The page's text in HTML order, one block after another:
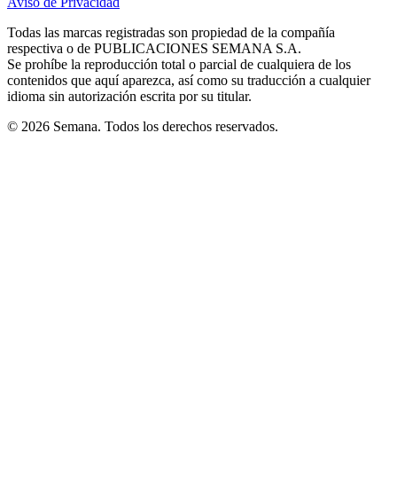
newnewnew
window
new
windowwindow
new
window
Todas las marcas registradas son propiedad de la compañía
respectiva o de PUBLICACIONES SEMANA S.A.
Se prohíbe la reproducción total o parcial de cualquiera de los
contenidos que aquí aparezca, así como su traducción a cualquier
idioma sin autorización escrita por su titular.
© 2026 Semana. Todos los derechos reservados.